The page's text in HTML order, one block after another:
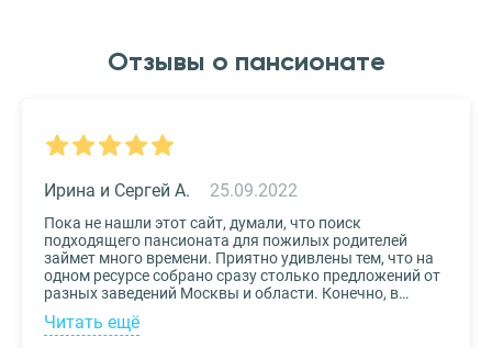
Отзывы о пансионате
25.09.2022
Ирина и Сергей А.
Пока не нашли этот сайт, думали, что поиск
подходящего пансионата для пожилых родителей
займет много времени. Приятно удивлены тем, что на
одном ресурсе собрано сразу столько предложений от
разных заведений Москвы и области. Конечно, в
приоритете был выбор по месту расположения –
хотелось бы, чтоб пансионат находился недалеко от
Читать ещё